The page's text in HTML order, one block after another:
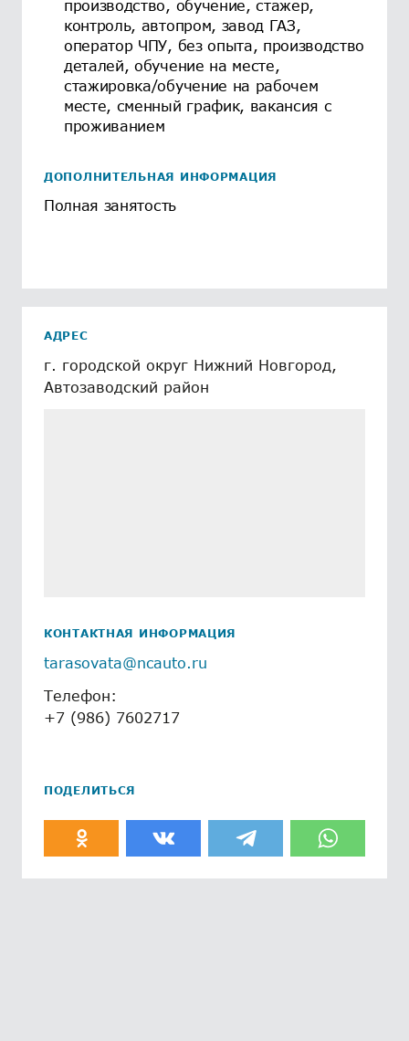
производство, обучение, стажер,
контроль, автопром, завод ГАЗ,
оператор ЧПУ, без опыта, производство
деталей, обучение на месте,
стажировка/обучение на рабочем
месте, сменный график, вакансия с
проживанием
ДОПОЛНИТЕЛЬНАЯ ИНФОРМАЦИЯ
Полная занятость
АДРЕС
г. городской округ Нижний Новгород,
Автозаводский район
КОНТАКТНАЯ ИНФОРМАЦИЯ
tarasovata@ncauto.ru
Телефон:
+7 (986) 7602717
ПОДЕЛИТЬСЯ